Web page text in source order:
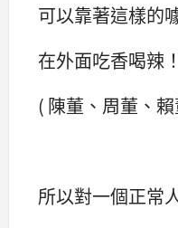
可以靠著這樣的
在外面吃香喝辣！
( 陳董、周董、
所以對一個正常